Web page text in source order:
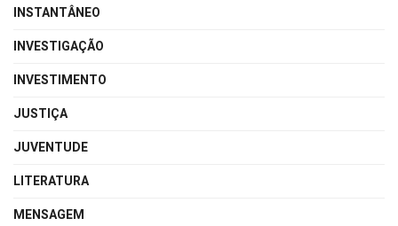
INSTANTÂNEO
INVESTIGAÇÃO
INVESTIMENTO
JUSTIÇA
JUVENTUDE
LITERATURA
MENSAGEM